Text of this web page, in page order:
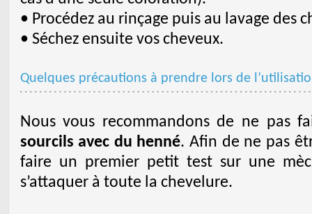
• Procédez au rinçage puis au lavage des
• Séchez ensuite vos cheveux.
Quelques précautions à prendre lors de
Nous vous recommandons de ne pas
sourcils avec du henné. Afin de ne pas
faire un premier petit test sur une
s’attaquer à toute la chevelure.